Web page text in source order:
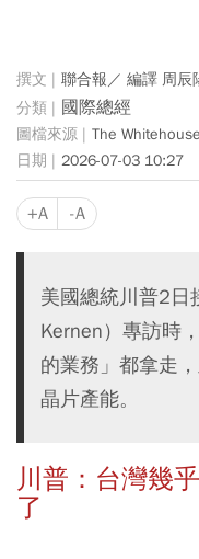
聯合報／ 編譯 周辰
國際總經
The
2026-07-03 10:27
+A -A
美國總統川普2日
Kernen）專訪時
的業務」都拿走
晶片產能。
川普：台灣幾
了